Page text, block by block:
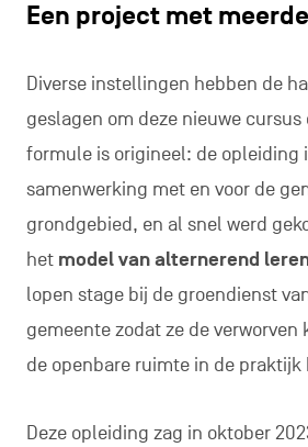
Een project met
Diverse instellingen hebben de
geslagen om deze nieuwe
formule is origineel: de opleiding
samenwerking met en voor de
grondgebied, en al snel werd
het model van alternerend
lopen stage bij de groendienst
gemeente zodat ze de verworven
de openbare ruimte in de
Deze opleiding zag in oktober